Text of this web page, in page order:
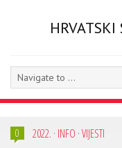
HRVATSKI
0 2022. · INFO ·VIJESTI